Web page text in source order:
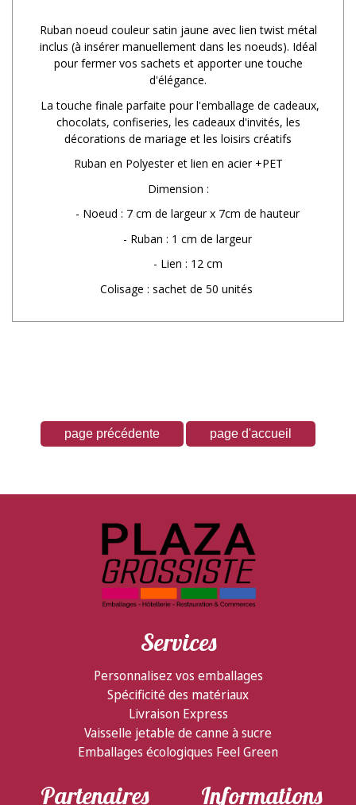
Ruban noeud couleur satin jaune avec lien twist métal
inclus (à insérer manuellement dans les noeuds). Idéal
pour fermer vos sachets et apporter une touche
d'élégance.
La touche finale parfaite pour l'emballage de cadeaux,
chocolats, confiseries, les cadeaux d'invités, les
décorations de mariage et les loisirs créatifs
Ruban en Polyester et lien en acier +PET
Dimension :
- Noeud : 7 cm de largeur x 7cm de hauteur
- Ruban : 1 cm de largeur
- Lien : 12 cm
Colisage : sachet de 50 unités
Services
Personnalisez vos emballages
Spécificité des matériaux
Livraison Express
Vaisselle jetable de canne à sucre
Emballages écologiques Feel Green
Partenaires Informations